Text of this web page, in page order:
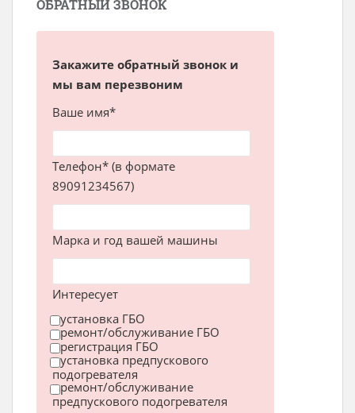
ОБРАТНЫЙ ЗВОНОК
Закажите обратный звонок и
мы вам перезвоним
Ваше имя*
Телефон* (в формате
89091234567)
Марка и год вашей машины
Интересует
установка ГБО
ремонт/обслуживание ГБО
регистрация ГБО
установка предпускового
подогревателя
ремонт/обслуживание
предпускового подогревателя